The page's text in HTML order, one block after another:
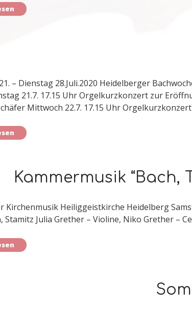
– Dienstag 28.Juli.2020 Heidelberger
21.7. 17.15 Uhr Orgelkurzkonzert zur
Mittwoch 22.7. 17.15 Uhr
Kammermusik “Bach,
Kirchenmusik Heiliggeistkirche Heidelberg
Stamitz Julia Grether – Violine, Niko Grether –